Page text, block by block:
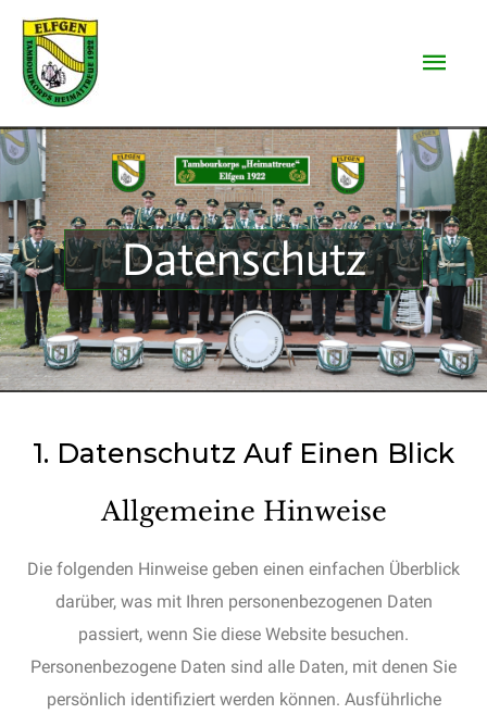
Datenschutz
1. Datenschutz Auf Einen Blick
Allgemeine Hinweise
Die folgenden Hinweise geben einen einfachen Überblick
darüber, was mit Ihren personenbezogenen Daten
passiert, wenn Sie diese Website besuchen.
Personenbezogene Daten sind alle Daten, mit denen Sie
persönlich identifiziert werden können. Ausführliche